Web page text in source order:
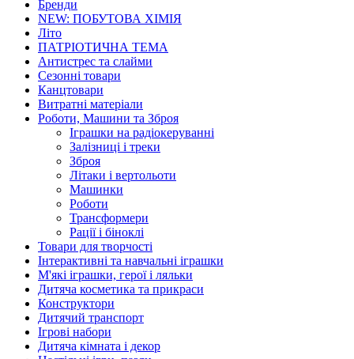
Бренди
NEW: ПОБУТОВА ХІМІЯ
Літо
ПАТРІОТИЧНА ТЕМА
Антистрес та слайми
Сезонні товари
Канцтовари
Витратні матеріали
Роботи, Машини та Зброя
Іграшки на радіокеруванні
Залізниці і треки
Зброя
Літаки і вертольоти
Машинки
Роботи
Трансформери
Рації і біноклі
Товари для творчості
Інтерактивні та навчальні іграшки
М'які іграшки, герої і ляльки
Дитяча косметика та прикраси
Конструктори
Дитячий транспорт
Ігрові набори
Дитяча кімната і декор